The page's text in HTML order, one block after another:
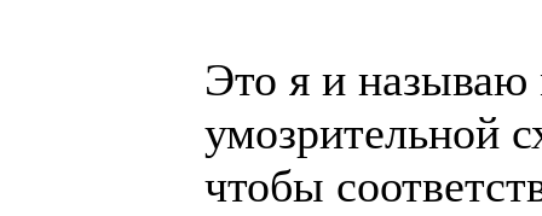
Это я и называю
умозрительной
чтобы